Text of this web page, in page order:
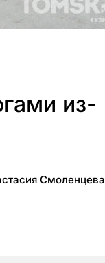
из-
Смоленцева